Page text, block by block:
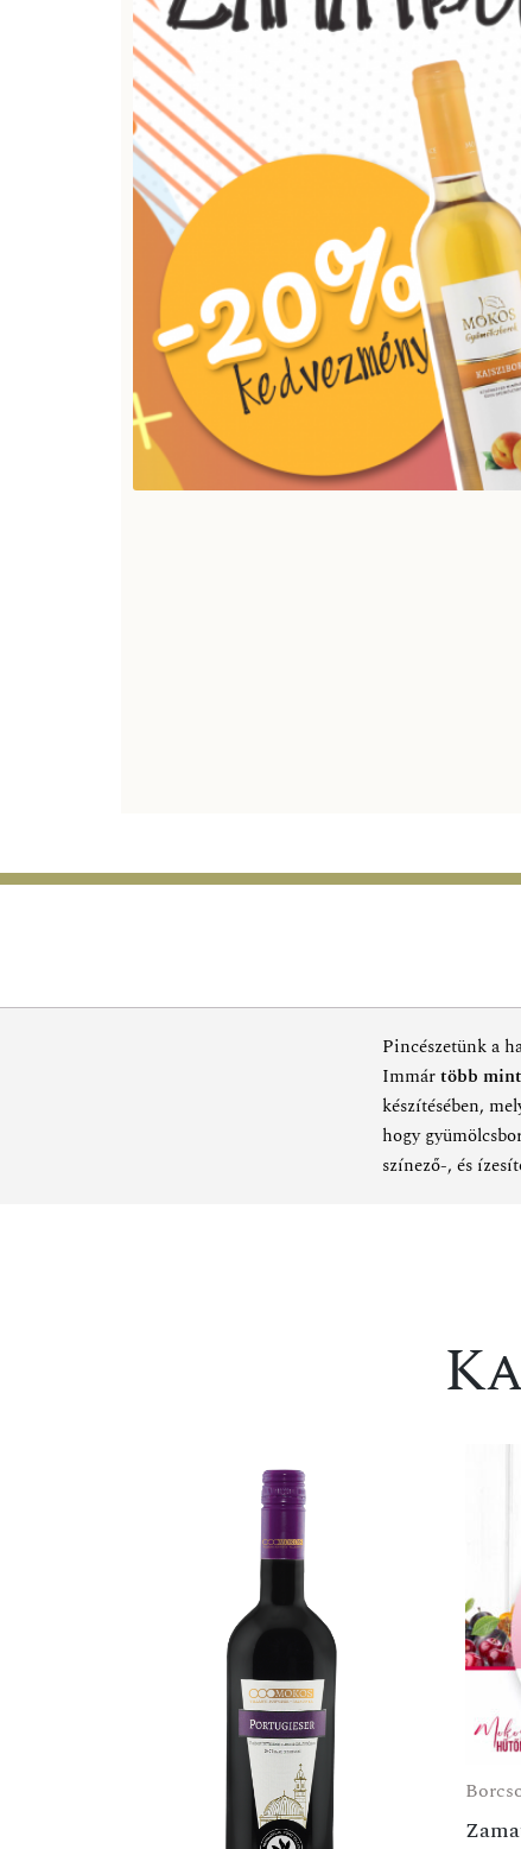
Pincészetünk a
Immártöbb
készítésében,
hogy
színező-, és